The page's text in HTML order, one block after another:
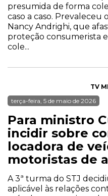
presumida de forma
caso a caso. Prevaleceu
Nancy Andrighi, que
proteção consumerista
cole...
TV
terça-feira, 5 de maio de 2026
Para ministro
incidir sobre
locadora de
motoristas de
A 3ª turma do STJ
aplicável às relações